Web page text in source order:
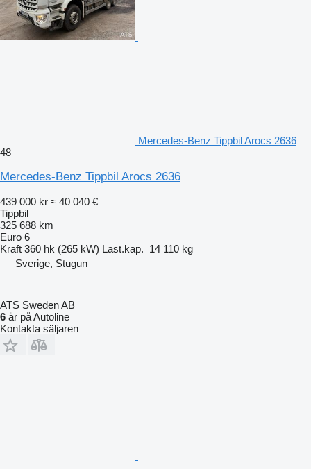
Mercedes-Benz Tippbil Arocs 2636
48
Mercedes-Benz Tippbil Arocs 2636
439 000 kr ≈ 40 040 €
Tippbil
325 688 km
Euro 6
Kraft 360 hk (265 kW) Last.kap. 14 110 kg
Sverige, Stugun
ATS Sweden AB
6 år på Autoline
Kontakta säljaren